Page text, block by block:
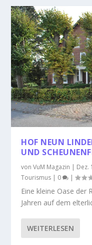
HOF NEUN
UND
vonVuM Magazin | Dez.
Tourismus | 0 |
Eine kleine Oase der
Jahren auf dem
WEITERLESEN